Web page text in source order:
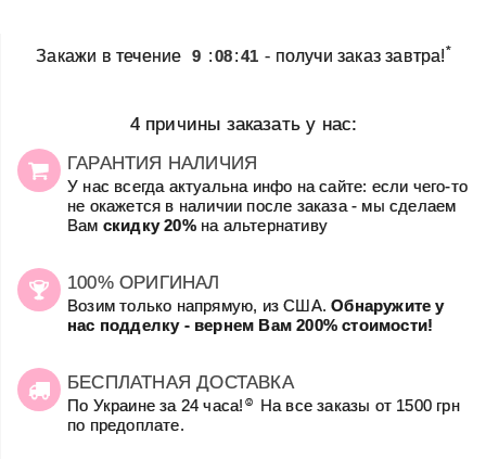
Закажи в течение 9 :08:41 - получи заказ завтра!*
4 причины заказать у нас:
ГАРАНТИЯ НАЛИЧИЯ
У нас всегда актуальна инфо на сайте: если чего-то
не окажется в наличии после заказа - мы сделаем
Вам скидку 20%на альтернативу
100% ОРИГИНАЛ
Возим только напрямую, из США.Обнаружите у
нас подделку - вернем Вам 200% стоимости!
БЕСПЛАТНАЯ ДОСТАВКА
По Украине за 24 часа! ☺
На все заказы от 1500 грн
по предоплате.